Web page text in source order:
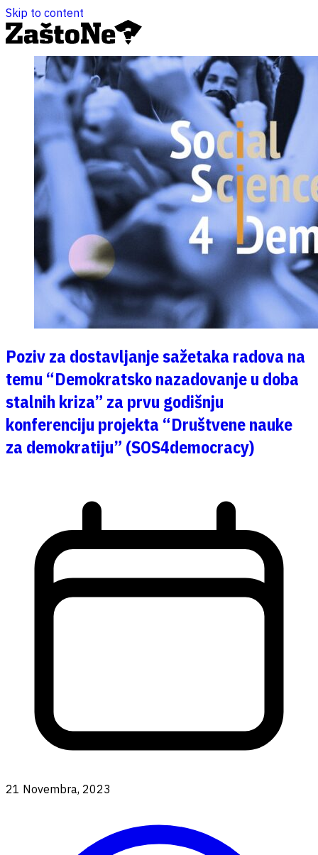
Skip to content
Poziv za dostavljanje sažetaka radova na
temu “Demokratsko nazadovanje u doba
stalnih kriza” za prvu godišnju
konferenciju projekta “Društvene nauke
za demokratiju” (SOS4democracy)
21 Novembra, 2023